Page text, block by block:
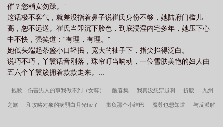
催？您稍安勿躁。”
这话极不客气，就差没指着鼻子说崔氏身份不够，她陆府门槛儿
高，恕不远送。崔氏当即沉下脸色，到底浸淫内宅多年，她压下心
中不快，强笑道：“有理，有理。”
她低头端起茶盏小口轻抿，宽大的袖子下，指尖掐得泛白。
说巧不巧，丫鬟话音刚落，珠帘叮当响动，一位雪肤美艳的妇人由
五六个丫鬟簇拥着款款走来。...
抱歉，伤害男人的事我做不到（女尊） 醒春集 我真没想穿越啊 折腰 九州
之旅 和攻略对象的病弱白月光he了 欺负那个小结巴 魔尊也想知道 与反派解